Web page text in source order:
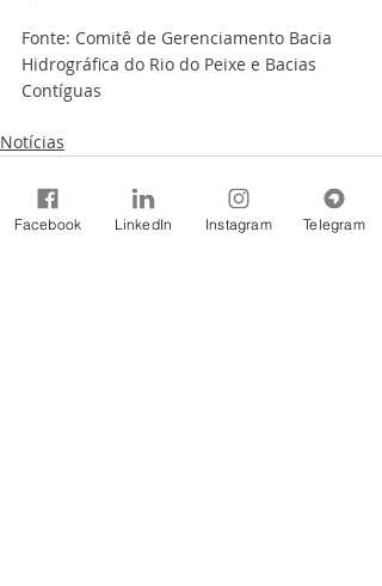
Fonte: Comitê de Gerenciamento Bacia
Hidrográfica do Rio do Peixe e Bacias
Contíguas
Notícias
Facebook LinkedIn Instagram Telegram